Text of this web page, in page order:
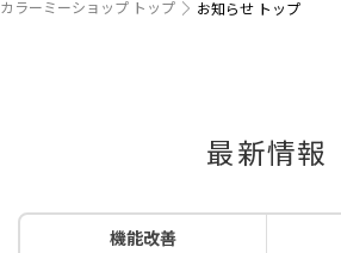
カラーミーショップ トップ お知らせ トップ
最新情報
機能改善